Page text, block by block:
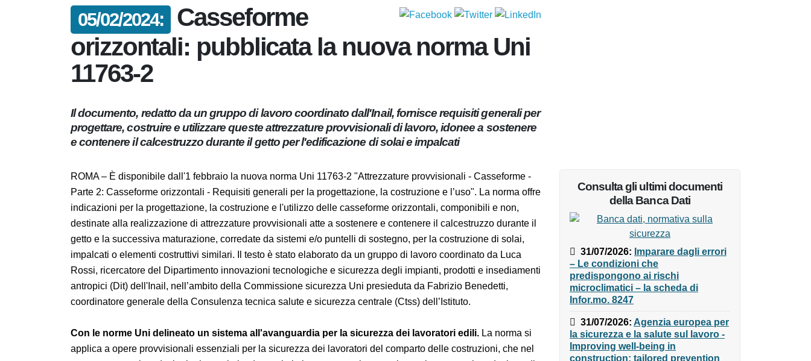
05/02/2024:
Casseforme
orizzontali: pubblicata la nuova norma
Uni 11763-2
Il documento, redatto da un gruppo di lavoro coordinato dall'Inail, fornisce requisiti
generali per progettare, costruire e utilizzare queste attrezzature provvisionali di lavoro,
idonee a sostenere e contenere il calcestruzzo durante il getto per l'edificazione di solai e
ROMA – È disponibile dall'1 febbraio la nuova norma Uni 11763-2 "Attrezzature provvisionali -
Casseforme - Parte 2: Casseforme orizzontali - Requisiti generali per la progettazione, la costruzione e
l’uso". La norma offre indicazioni per la progettazione, la costruzione e l'utilizzo delle casseforme
orizzontali, componibili e non, destinate alla realizzazione di attrezzature provvisionali atte a sostenere
e contenere il calcestruzzo durante il getto e la successiva maturazione, corredate da sistemi e/o
puntelli di sostegno, per la costruzione di solai, impalcati o elementi costruttivi similari. Il testo è stato
elaborato da un gruppo di lavoro coordinato da Luca Rossi, ricercatore del Dipartimento innovazioni
tecnologiche e sicurezza degli impianti, prodotti e insediamenti antropici (Dit) dell'Inail, nell’ambito
Consulenza tecnica salute e sicurezza centrale (Ctss) dell’Istituto.
Consulta gli ultimi documenti
della Banca Dati
31/07/2026 :Imparare dagli
errori – Le condizioni che
predispongono ai rischi
microclimatici – la scheda di
Infor.mo. 8247
31/07/2026:Agenzia europea
per la sicurezza e la salute sul
lavoro - Improving well-being in